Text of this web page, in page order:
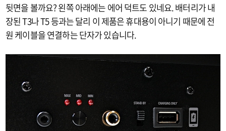
뒷면을 볼까요? 왼쪽 아래에는 에어 덕트도 있네요. 배터리가 내
장된 T3나 T5 등과는 달리 이 제품은 휴대용이 아니기 때문에 전
원 케이블을 연결하는 단자가 있습니다.